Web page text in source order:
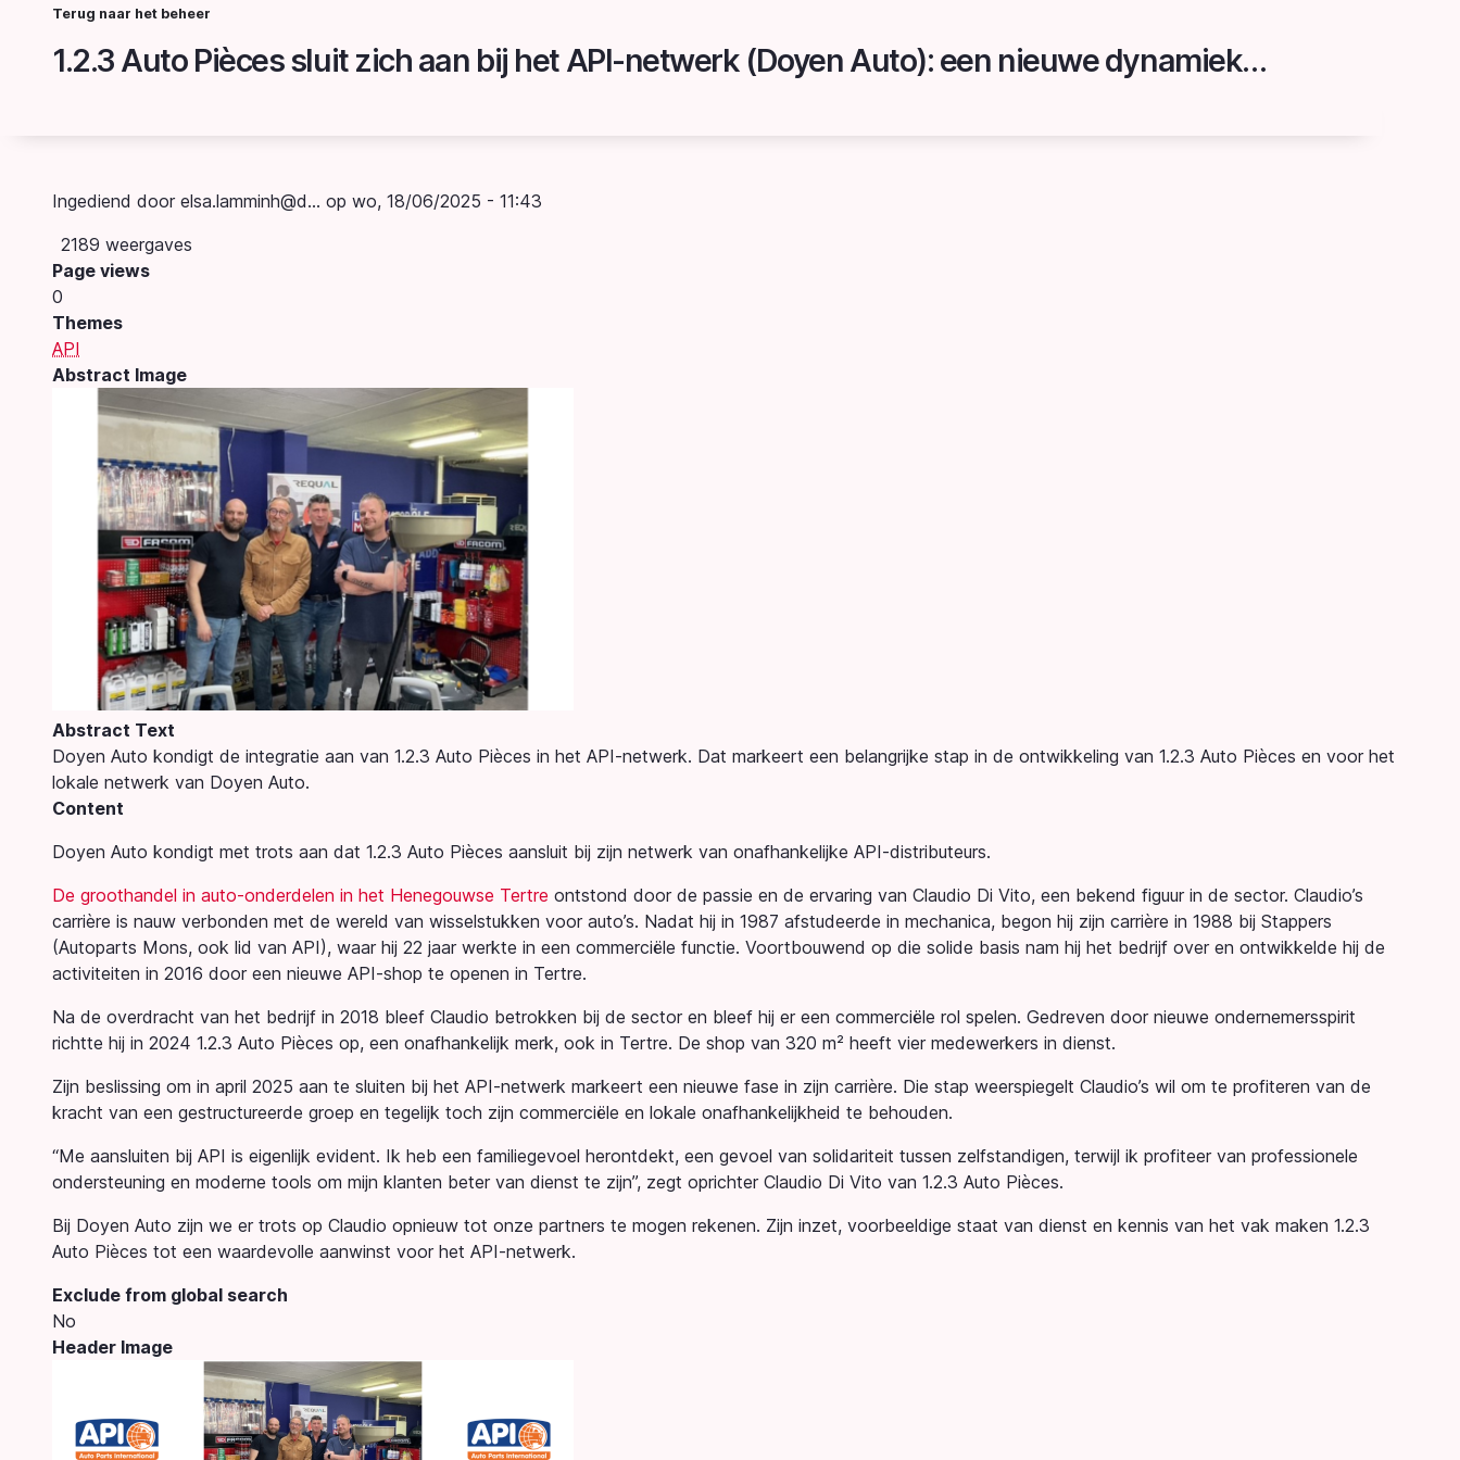
OverslaanTerug naar het beheer
1.2.3 Auto Pièces sluit zich aan bij het API-netwerk (Doyen Auto): een nieuwe dynamiek voor zelfstandige garagisten
Ingediend door elsa.lamminh@d… op wo, 18/06/2025 - 11:43
2189 weergaves
Page views
0
Themes
API
Abstract Image
Image
Abstract Text
Doyen Auto kondigt de integratie aan van 1.2.3 Auto Pièces in het API-netwerk. Dat markeert een belangrijke stap in de ontwikkeling van 1.2.3 Auto Pièces en voor het
lokale netwerk van Doyen Auto.
Content
Doyen Auto kondigt met trots aan dat 1.2.3 Auto Pièces aansluit bij zijn netwerk van onafhankelijke API-distributeurs.
De groothandel in auto-onderdelen in het Henegouwse Tertre ontstond door de passie en de ervaring van Claudio Di Vito, een bekend figuur in de sector. Claudio’s
carrière is nauw verbonden met de wereld van wisselstukken voor auto’s. Nadat hij in 1987 afstudeerde in mechanica, begon hij zijn carrière in 1988 bij Stappers
(Autoparts Mons, ook lid van API), waar hij 22 jaar werkte in een commerciële functie. Voortbouwend op die solide basis nam hij het bedrijf over en ontwikkelde hij de
activiteiten in 2016 door een nieuwe API-shop te openen in Tertre.
Na de overdracht van het bedrijf in 2018 bleef Claudio betrokken bij de sector en bleef hij er een commerciële rol spelen. Gedreven door nieuwe ondernemersspirit
richtte hij in 2024 1.2.3 Auto Pièces op, een onafhankelijk merk, ook in Tertre. De shop van 320 m² heeft vier medewerkers in dienst.
Zijn beslissing om in april 2025 aan te sluiten bij het API-netwerk markeert een nieuwe fase in zijn carrière. Die stap weerspiegelt Claudio’s wil om te profiteren van de
kracht van een gestructureerde groep en tegelijk toch zijn commerciële en lokale onafhankelijkheid te behouden.
“Me aansluiten bij API is eigenlijk evident. Ik heb een familiegevoel herontdekt, een gevoel van solidariteit tussen zelfstandigen, terwijl ik profiteer van professionele
ondersteuning en moderne tools om mijn klanten beter van dienst te zijn”, zegt oprichter Claudio Di Vito van 1.2.3 Auto Pièces.
Bij Doyen Auto zijn we er trots op Claudio opnieuw tot onze partners te mogen rekenen. Zijn inzet, voorbeeldige staat van dienst en kennis van het vak maken 1.2.3
Auto Pièces tot een waardevolle aanwinst voor het API-netwerk.
Exclude from global search
No
Header Image